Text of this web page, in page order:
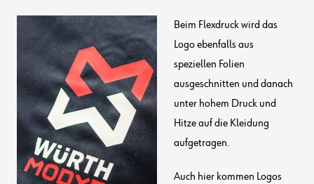
Beim Flexdruck wird das
Logo ebenfalls aus
speziellen Folien
ausgeschnitten und danach
unter hohem Druck und
Hitze auf die Kleidung
aufgetragen.
Auch hier kommen Logos